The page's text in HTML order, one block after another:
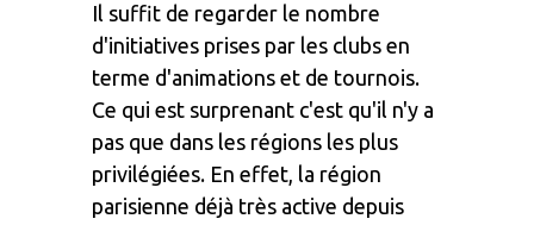
Il suffit de regarder le nombre
d'initiatives prises par les clubs en
terme d'animations et de tournois.
Ce qui est surprenant c'est qu'il n'y a
pas que dans les régions les plus
privilégiées. En effet, la région
parisienne déjà très active depuis